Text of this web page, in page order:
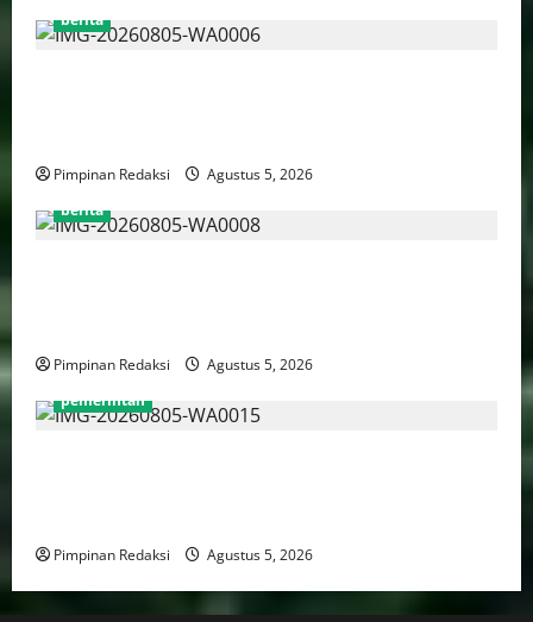
berita
Pimpinan Redaksi
Agustus 5, 2026
berita
Pimpinan Redaksi
Agustus 5, 2026
pemerintah
Pimpinan Redaksi Agustus 5, 2026